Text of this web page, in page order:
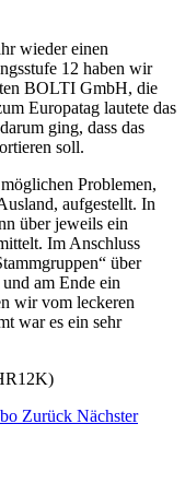
wieder einen
12 haben wir
BOLTI GmbH, die
Europatag lautete das
ging, dass das
soll.
Problemen,
aufgestellt. In
über jeweils ein
Im Anschluss
über
am Ende ein
wir vom leckeren
war es ein sehr
Zurück Nächster